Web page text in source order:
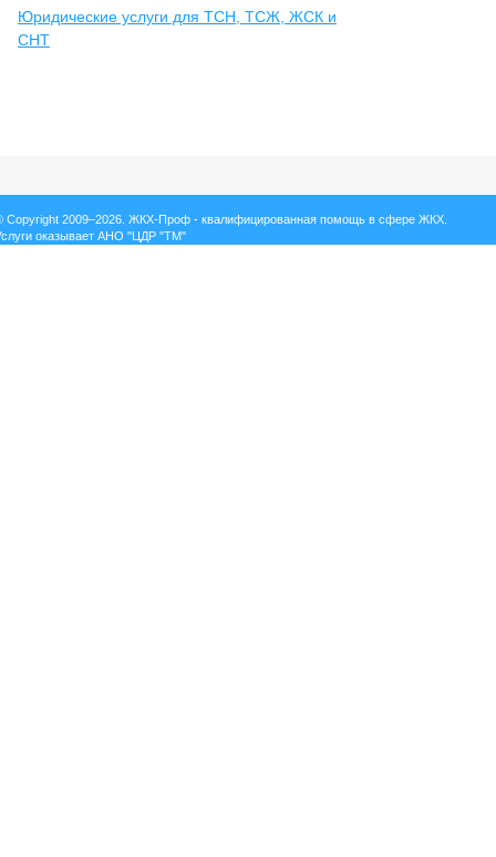
Юридические услуги для ТСН, ТСЖ, ЖСК и
СНТ
Copyright 2009–2026. ЖКХ-Проф - квалифицированная помощь в сфере ЖКХ.
оказывает АНО "ЦДР "ТМ"